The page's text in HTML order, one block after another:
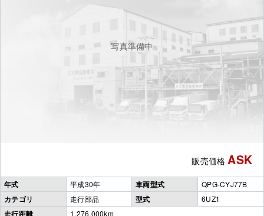
写真準備中
販売価格 ASK
年式 平成30年 車両型式 QPG-CYJ77B
カテゴリ 走行部品 型式 6UZ1
走行距離 1,276,000km